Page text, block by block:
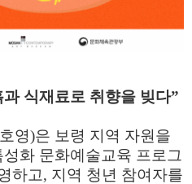
과 식재료로 취향을 빚다”
영)은 보령 지역 자원을
성화 문화예술교육 프로그
하고, 지역 청년 참여자를